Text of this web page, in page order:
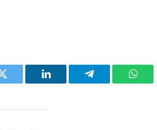
Twitter LinkedIn Telegram